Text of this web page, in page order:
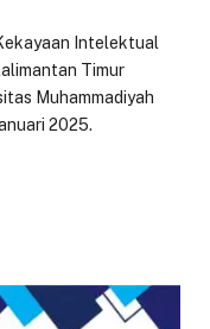
Intelektual
Timur
Muhammadiyah
2025.